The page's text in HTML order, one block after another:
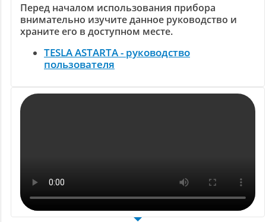
Перед началом использования прибора
внимательно изучите данное руководство и
храните его в доступном месте.
TESLA ASTARTA - руководство
пользователя